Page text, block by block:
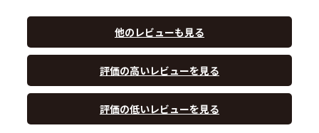
他のレビューも見る
評価の高いレビューを見る
評価の低いレビューを見る